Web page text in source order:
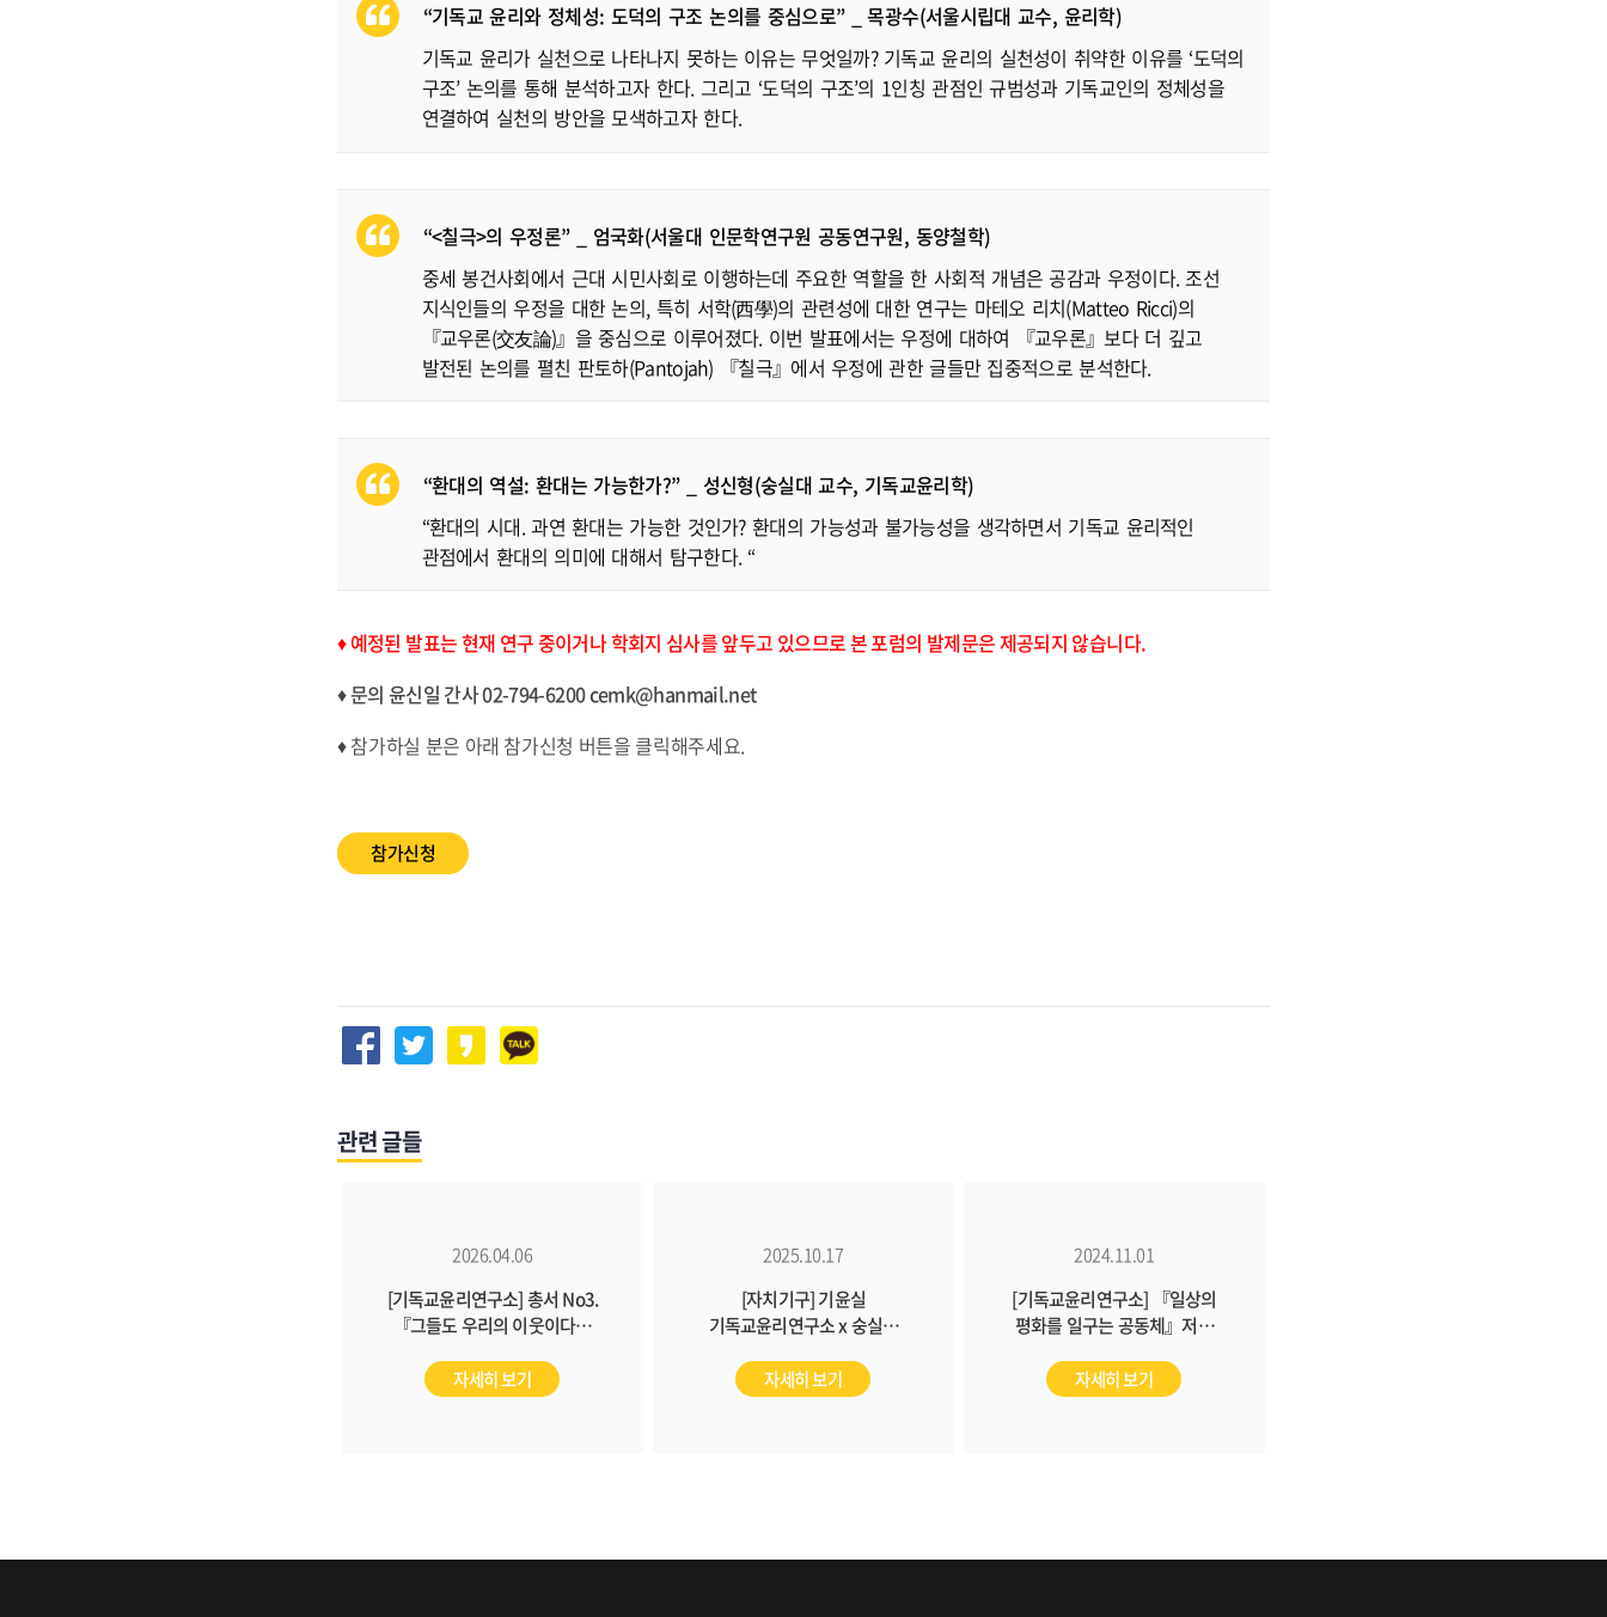
“기독교 윤리와 정체성: 도덕의 구조 논의를 중심으로” _ 목광수(서울시립대 교수, 윤리학)
기독교 윤리가 실천으로 나타나지 못하는 이유는 무엇일까? 기독교 윤리의 실천성이 취약한 이유를 ‘도덕의
구조’ 논의를 통해 분석하고자 한다. 그리고 ‘도덕의 구조’의 1인칭 관점인 규범성과 기독교인의 정체성을
연결하여 실천의 방안을 모색하고자 한다.
“<칠극>의 우정론” _ 엄국화(서울대 인문학연구원 공동연구원, 동양철학)
중세 봉건사회에서 근대 시민사회로 이행하는데 주요한 역할을 한 사회적 개념은 공감과 우정이다. 조선
지식인들의 우정을 대한 논의, 특히 서학(西學)의 관련성에 대한 연구는 마테오 리치(Matteo Ricci)의
『교우론(交友論)』을 중심으로 이루어졌다. 이번 발표에서는 우정에 대하여 『교우론』보다 더 깊고
발전된 논의를 펼친 판토하(Pantojah) 『칠극』에서 우정에 관한 글들만 집중적으로 분석한다.
“환대의 역설: 환대는 가능한가?” _ 성신형(숭실대 교수, 기독교윤리학)
“환대의 시대. 과연 환대는 가능한 것인가? 환대의 가능성과 불가능성을 생각하면서 기독교 윤리적인
관점에서 환대의 의미에 대해서 탐구한다. “
♦ 예정된 발표는 현재 연구 중이거나 학회지 심사를 앞두고 있으므로 본 포럼의 발제문은 제공되지 않습니다.
♦ 문의 윤신일 간사 02-794-6200 cemk@hanmail.net
♦ 참가하실 분은 아래 참가신청 버튼을 클릭해주세요.
참가신청
관련 글들
2026.04.06
[기독교윤리연구소] 총서 No3.
『그들도 우리의 이웃이다』
자세히 보기
2025.10.17
[자치기구] 기윤실
기독교윤리연구소 x 숭실대
공개 세미나(10/30, 11/7)
자세히 보기
2024.11.01
[기독교윤리연구소] 『일상의
평화를 일구는 공동체』저자
자세히 보기